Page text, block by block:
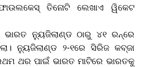
ଫାଉଲକେସ୍ ତିନୋଟି ଲେଖାଏ ୱିକେଟ
ଭାରତ ନ୍ୟୁଜିଲାଣ୍ଡ ଠାରୁ ୪୧ ରନ୍‌ରେ
ନ୍ୟୁଜିଲାଣ୍ଡ ୨-୧ରେ ସିରିଜ କବ୍ଜା
ଥର ପାଇଁ ଭାରତ ମାଟିରେ ଭାରତକୁ